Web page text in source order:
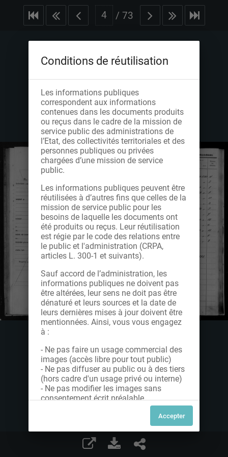
/ 73
Conditions de réutilisation
Les informations publiques
correspondent aux informations
contenues dans les documents produits
ou reçus dans le cadre de la mission de
service public des administrations de
l’Etat, des collectivités territoriales et des
personnes publiques ou privées
chargées d’une mission de service
public.
Les informations publiques peuvent être
réutilisées à d’autres fins que celles de la
mission de service public pour les
besoins de laquelle les documents ont
été produits ou reçus. Leur réutilisation
est régie par le code des relations entre
le public et l'administration (CRPA,
articles L. 300-1 et suivants).
Sauf accord de l’administration, les
informations publiques ne doivent pas
être altérées, leur sens ne doit pas être
dénaturé et leurs sources et la date de
leurs dernières mises à jour doivent être
mentionnées. Ainsi, vous vous engagez
à :
- Ne pas faire un usage commercial des
images (accès libre pour tout public)
- Ne pas diffuser au public ou à des tiers
(hors cadre d'un usage privé ou interne)
- Ne pas modifier les images sans
consentement écrit préalable
Dans le cas contraire, nous vous invitons
à nous contacter afin de solliciter le type
de Licence souhaitée parmi celles
proposées et le cas échéant, acquitter